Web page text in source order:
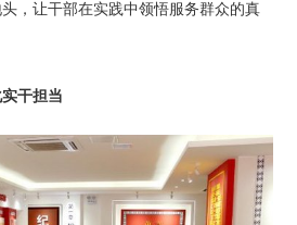
，让干部在实践中领悟服务群众的真
干担当